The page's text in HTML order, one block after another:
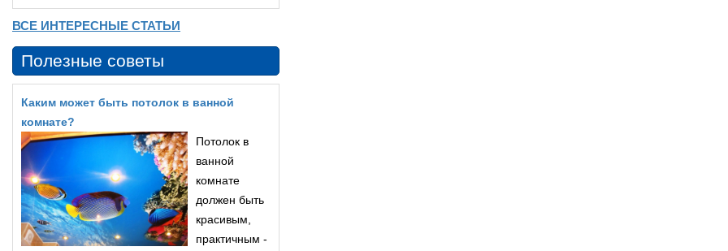
ВСЕ ИНТЕРЕСНЫЕ СТАТЬИ
Полезные советы
Каким может быть потолок в ванной
комнате?
Потолок в
ванной
комнате
должен быть
красивым,
практичным -